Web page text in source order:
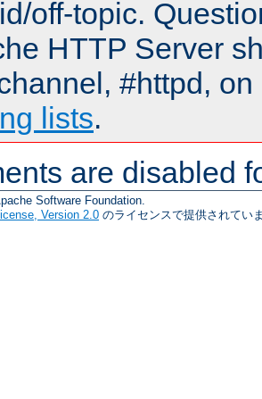
off-topic.
HTTP Server
#httpd,
lists.
are disabled
Software Foundation.
Version 2.0 のライセンスで提供されてい